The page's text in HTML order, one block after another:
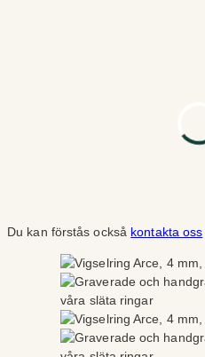
Du kan förstås också kontakta oss